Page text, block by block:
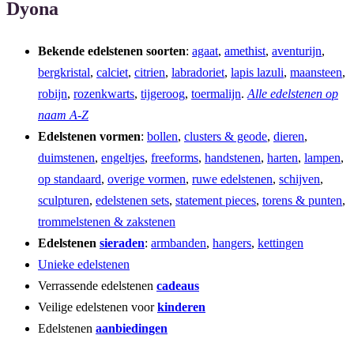
Dyona
Bekende edelstenen soorten: agaat, amethist, aventurijn,
bergkristal, calciet, citrien, labradoriet, lapis lazuli, maansteen,
robijn, rozenkwarts, tijgeroog, toermalijn. Alle edelstenen op
naam A-Z
Edelstenen vormen: bollen, clusters & geode, dieren,
duimstenen, engeltjes, freeforms, handstenen, harten, lampen,
op standaard, overige vormen, ruwe edelstenen, schijven,
sculpturen, edelstenen sets, statement pieces, torens & punten,
trommelstenen & zakstenen
Edelstenen sieraden: armbanden, hangers, kettingen
Unieke edelstenen
Verrassende edelstenen cadeaus
Veilige edelstenen voorkinderen
Edelstenen aanbiedingen